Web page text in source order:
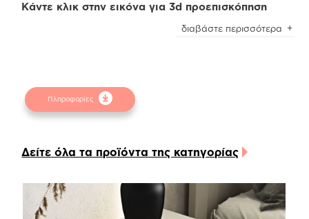
Κάντε κλικ στην εικόνα για 3d προεπισκόπηση
Όλα τα υλικά που χρησιμοποιούνται για την
Η εσωτερική πλευρά των συρταριών είναι
κατασκευασμένη από ανάγλυφη μελαμίνη linen
μπορούν να αντικατασταθούν με μηχανισμούς soft
Επίσης, μπορείτε να αναβαθμίσετε το προϊόν και
την καθημερινότητα σας με την προσθήκη του usb
διαβάστε περισσότερα
Πληροφορίες
Δείτε όλα τα προϊόντα της κατηγορίας